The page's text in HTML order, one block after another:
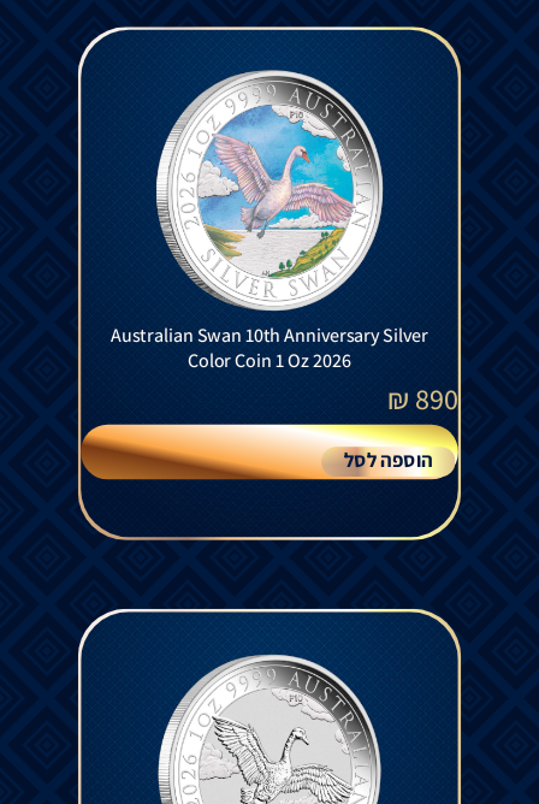
Australian Swan 10th Anniversary Silver
Color Coin 1 Oz 2026
890
₪
הוספה לסל